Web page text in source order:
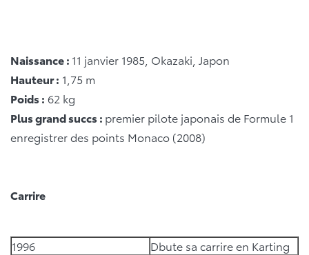
Naissance : 11 janvier 1985, Okazaki, Japon
Hauteur : 1,75 m
Poids : 62 kg
Plus grand succs : premier pilote japonais de Formule 1
enregistrer des points Monaco (2008)
Carrire
1996
Dbute sa carrire en Karting